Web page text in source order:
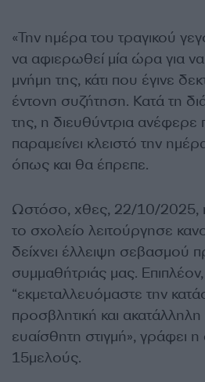
«Την ημέρα του τραγικού
να αφιερωθεί μία ώρα για
μνήμη της, κάτι που έγινε
έντονη συζήτηση. Κατά τη
της, η διευθύντρια
παραμείνει κλειστό την
όπως και θα έπρεπε.
Ωστόσο, χθες, 22/10/2025,
το σχολείο λειτούργησε
δείχνει έλλειψη σεβασμού
συμμαθήτριάς μας.
“εκμεταλλευόμαστε την
προσβλητική και
ευαίσθητη στιγμή», γράφει
15μελούς.